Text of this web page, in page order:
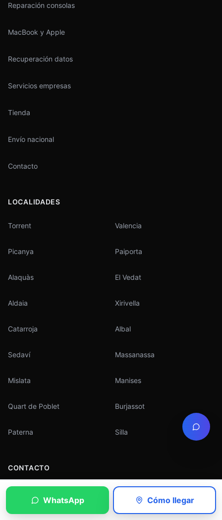
Reparación consolas
MacBook y Apple
Recuperación datos
Servicios empresas
Tienda
Envío nacional
Contacto
LOCALIDADES
Torrent Valencia
Picanya Paiporta
Alaquàs El Vedat
Aldaia Xirivella
Catarroja Albal
Sedaví Massanassa
Mislata Manises
Quart de Poblet Burjassot
Paterna Silla
CONTACTO
Informática Torrent
Calle Germanies 74, Bajo Torrent (Valencia)
WhatsApp Cómo llegar